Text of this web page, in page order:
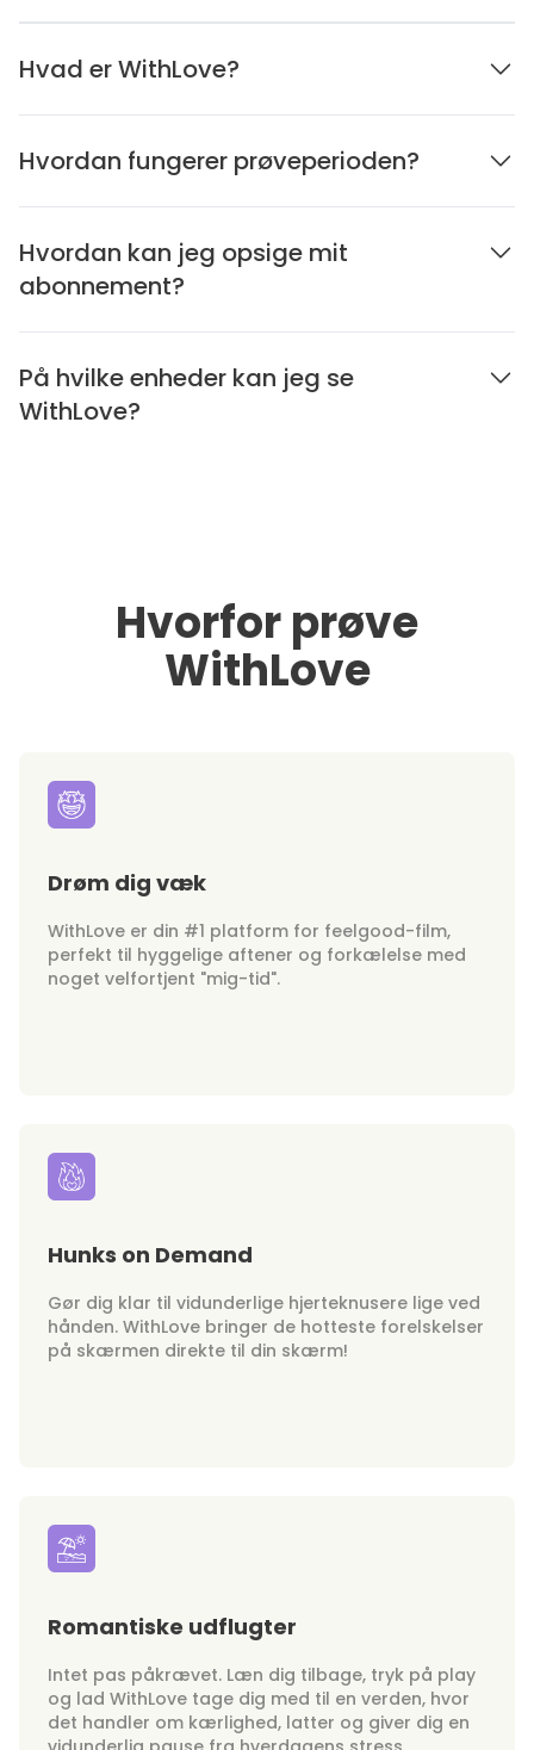
Hvad er WithLove?
Hvordan fungerer prøveperioden?
Hvordan kan jeg opsige mit
abonnement?
På hvilke enheder kan jeg se
WithLove?
Hvorfor prøve
WithLove
Drøm dig væk
WithLove er din #1 platform for feelgood-film,
perfekt til hyggelige aftener og forkælelse med
noget velfortjent "mig-tid".
Hunks on Demand
Gør dig klar til vidunderlige hjerteknusere lige ved
hånden. WithLove bringer de hotteste forelskelser
på skærmen direkte til din skærm!
Romantiske udflugter
Intet pas påkrævet. Læn dig tilbage, tryk på play
og lad WithLove tage dig med til en verden, hvor
det handler om kærlighed, latter og giver dig en